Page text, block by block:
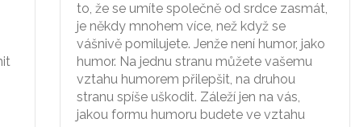
to, že se umíte společně od srdce zasmát,
je někdy mnohem více, než když se
vášnivě pomilujete. Jenže není humor, jako
humor. Na jednu stranu můžete vašemu
vztahu humorem přilepšit, na druhou
stranu spíše uškodit. Záleží jen na vás,
jakou formu humoru budete ve vztahu